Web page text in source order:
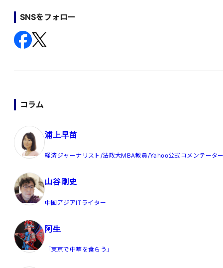
SNSをフォロー
コラム
浦上早苗
経済ジャーナリスト/法政大MBA教員/Yahoo公式コメンテータ
山谷剛史
中国アジアITライター
阿生
「東京で中華を食らう」